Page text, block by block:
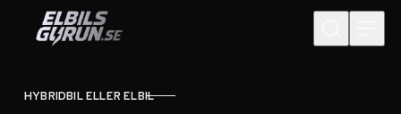
Hoppa till innehåll
KATEGORI
HYBRIDBIL ELLER ELBIL